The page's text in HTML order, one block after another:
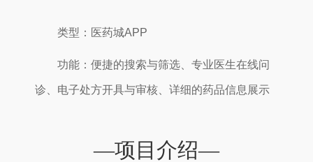
类型：医药城APP
功能：便捷的搜索与筛选、专业医生在线问
诊、电子处方开具与审核、详细的药品信息展示
—项目介绍—